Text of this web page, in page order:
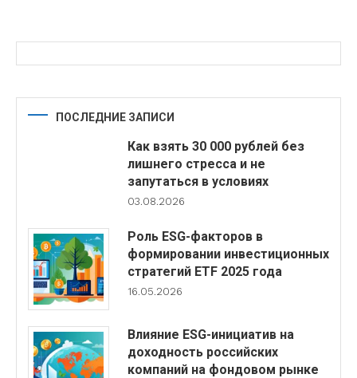
ПОСЛЕДНИЕ ЗАПИСИ
Как взять 30 000 рублей без
лишнего стресса и не
запутаться в условиях
03.08.2026
Роль ESG-факторов в
формировании инвестиционных
стратегий ETF 2025 года
16.05.2026
Влияние ESG-инициатив на
доходность российских
компаний на фондовом рынке